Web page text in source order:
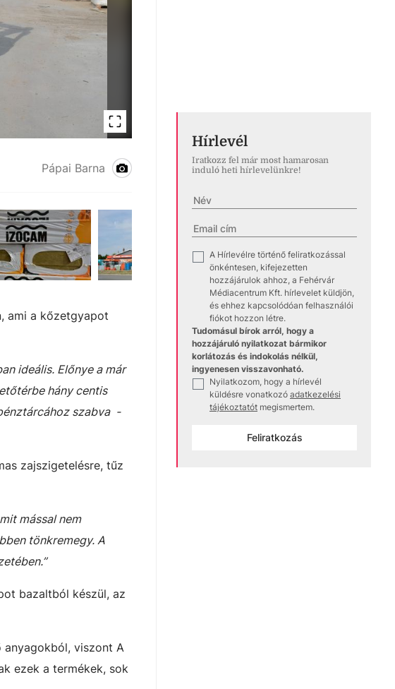
Pápai Barna
ami a kőzetgyapot
ideális. Előnye a már
hány centis
szabva -
zajszigetelésre, tűz
mással nem
tönkremegy. A
bazaltból készül, az
anyagokból, viszont A
ezek a termékek, sok
Hírlevél
Iratkozz fel már most hamarosan
induló heti hírlevelünkre!
A Hírlevélre történő feliratkozással
önkéntesen, kifejezetten
hozzájárulok ahhoz, a Fehérvár
Médiacentrum Kft. hírlevelet küldjön,
és ehhez kapcsolódóan felhasználói
fiókot hozzon létre.
Tudomásul bírok arról, hogy a
hozzájáruló nyilatkozat bármikor
korlátozás és indokolás nélkül,
ingyenesen visszavonható.
Nyilatkozom, hogy a hírlevél
küldésre vonatkozó adatkezelési
tájékoztatót megismertem.
Feliratkozás